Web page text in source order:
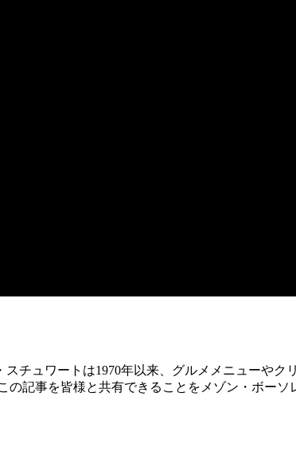
チュワートは1970年以来、グルメメニューや
記事を皆様と共有できることをメゾン・ボー